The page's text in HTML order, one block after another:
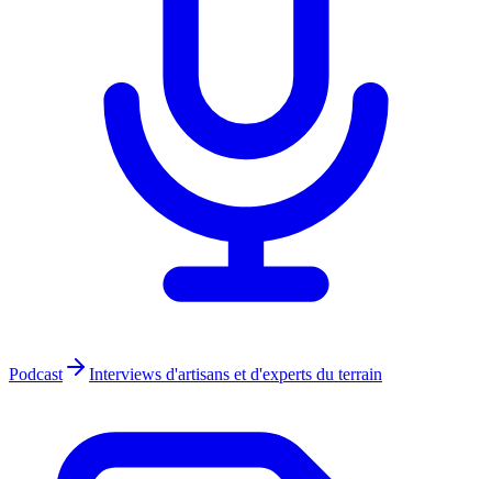
Podcast Interviews d'artisans et d'experts du terrain